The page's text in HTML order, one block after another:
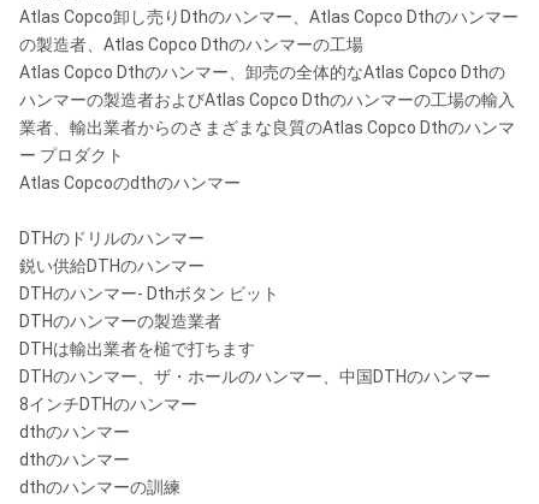
Atlas Copco卸し売りDthのハンマー、Atlas Copco Dthのハンマー
の製造者、Atlas Copco Dthのハンマーの工場
Atlas Copco Dthのハンマー、卸売の全体的なAtlas Copco Dthの
ハンマーの製造者およびAtlas Copco Dthのハンマーの工場の輸入
業者、輸出業者からのさまざまな良質のAtlas Copco Dthのハンマ
ー プロダクト
Atlas Copcoのdthのハンマー
DTHのドリルのハンマー
鋭い供給DTHのハンマー
DTHのハンマー- Dthボタン ビット
DTHのハンマーの製造業者
DTHは輸出業者を槌で打ちます
DTHのハンマー、ザ・ホールのハンマー、中国DTHのハンマー
8インチDTHのハンマー
dthのハンマー
dthのハンマー
dthのハンマーの訓練